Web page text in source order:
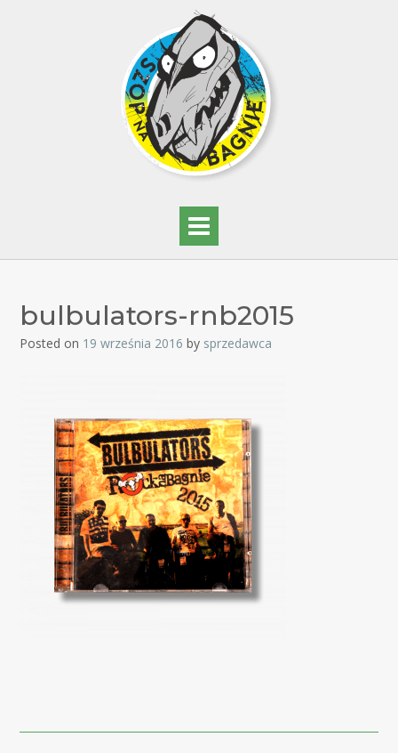
bulbulators-rnb2015
Posted on 19 września 2016 by sprzedawca